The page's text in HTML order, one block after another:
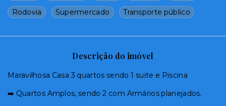
Rodovia
Supermercado Transporte público
Descrição do imóvel
Maravilhosa Casa 3 quartos sendo 1 suite e Piscina
➡️ Quartos Amplos, sendo 2 com Armários planejados.